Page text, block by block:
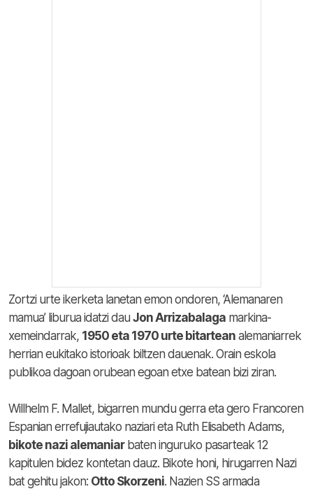
Zortzi urte ikerketa lanetan emon ondoren, ‘Alemanaren
mamua’ liburua idatzi dau Jon Arrizabalaga markina-
xemeindarrak, 1950 eta 1970 urte bitartean alemaniarrek
herrian eukitako istorioak biltzen dauenak. Orain eskola
publikoa dagoan orubean egoan etxe batean bizi ziran.
Willhelm F. Mallet, bigarren mundu gerra eta gero Francoren
Espanian errefujiautako naziari eta Ruth Elisabeth Adams,
bikote nazi alemaniarbaten inguruko pasarteak 12
kapitulen bidez kontetan dauz. Bikote honi, hirugarren Nazi
bat gehitu jakon: Otto Skorzeni. Nazien SS armada